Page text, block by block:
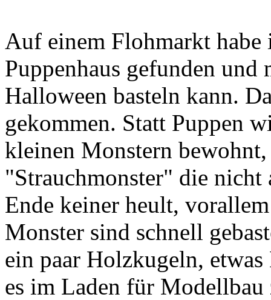
Auf einem Flohmarkt habe
Puppenhaus gefunden
Halloween basteln kann.
gekommen. Statt Puppen
kleinen Monstern
"Strauchmonster" die
Ende keiner heult,
Monster sind schnell
ein paar Holzkugeln,
es im Laden für